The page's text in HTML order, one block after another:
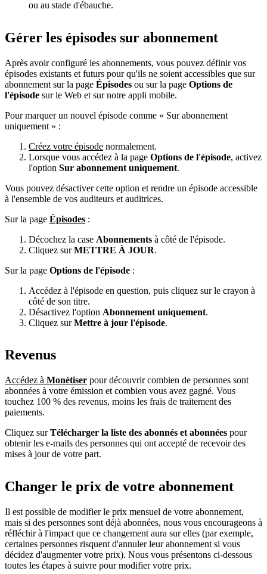
ou au stade d'ébauche.
Gérer les épisodes sur abonnement
Après avoir configuré les abonnements, vous pouvez définir vos
épisodes existants et futurs pour qu'ils ne soient accessibles que sur
abonnement sur la page Épisodes ou sur la page Options de
l'épisode sur le Web et sur notre appli mobile.
Pour marquer un nouvel épisode comme « Sur abonnement
uniquement » :
Créez votre épisode normalement.
Lorsque vous accédez à la page Options de l'épisode, activez
l'option Sur abonnement uniquement.
Vous pouvez désactiver cette option et rendre un épisode accessible
à l'ensemble de vos auditeurs et auditrices.
Sur la page Épisodes :
Décochez la case Abonnements à côté de l'épisode.
Cliquez surMETTRE À JOUR.
Sur la page Options de l'épisode :
Accédez à l'épisode en question, puis cliquez sur le crayon à
côté de son titre.
Désactivez l'option Abonnement uniquement.
Cliquez surMettre à jour l'épisode.
Revenus
Accédez à Monétiser pour découvrir combien de personnes sont
abonnées à votre émission et combien vous avez gagné. Vous
touchez 100 % des revenus, moins les frais de traitement des
paiements.
Cliquez surTélécharger la liste des abonnés et abonnées pour
obtenir les e-mails des personnes qui ont accepté de recevoir des
mises à jour de votre part.
Changer le prix de votre abonnement
Il est possible de modifier le prix mensuel de votre abonnement,
mais si des personnes sont déjà abonnées, nous vous encourageons à
réfléchir à l'impact que ce changement aura sur elles (par exemple,
certaines personnes risquent d'annuler leur abonnement si vous
décidez d'augmenter votre prix). Nous vous présentons ci-dessous
toutes les étapes à suivre pour modifier votre prix.